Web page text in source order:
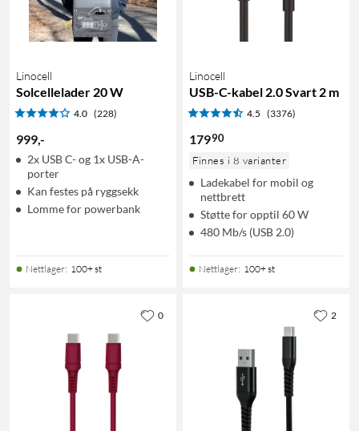
Linocell
Solcellelader 20 W
4.0 (228)
999,-
2x USB C- og 1x USB-A-
porter
Kan festes på ryggsekk
Lomme for powerbank
Nettlager: 100+ st
Linocell
USB-C-kabel 2.0 Svart 2 m
4.5 (3376)
17990
Finnes i 8 varianter
Ladekabel for mobil og
nettbrett
Støtte for opptil 60 W
480 Mb/s (USB 2.0)
Nettlager: 100+ st
0 2